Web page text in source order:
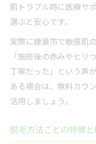
肌トラブル時に医療サ
選ぶと安心です。
実際に綾瀬市で敏感肌
「施術後の赤みやヒリ
丁寧だった」という声
ある場合は、無料カウ
活用しましょう。
脱毛方法ごとの特徴